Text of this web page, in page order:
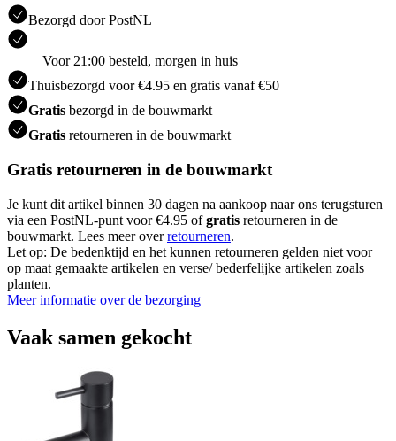
Bezorgd door PostNL
Voor 21:00 besteld, morgen in huis
Thuisbezorgd voor €4.95 en gratis vanaf €50
Gratis bezorgd in de bouwmarkt
Gratis retourneren in de bouwmarkt
Gratis retourneren in de bouwmarkt
Je kunt dit artikel binnen 30 dagen na aankoop naar ons terugsturen
via een PostNL-punt voor €4.95 ofgratis retourneren in de
bouwmarkt. Lees meer overretourneren.
Let op: De bedenktijd en het kunnen retourneren gelden niet voor
op maat gemaakte artikelen en verse/ bederfelijke artikelen zoals
planten.
Meer informatie over de bezorging
Vaak samen gekocht